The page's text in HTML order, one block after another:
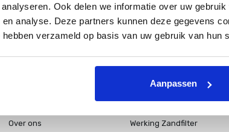
Ook delen we informatie over uw
analyse. Deze partners kunnen deze gegevens
verzameld op basis van uw gebruik van hun
Aanpassen
Passend op alle 1.5" koppelingen, pompen en
Over ons Werking Zandfilter